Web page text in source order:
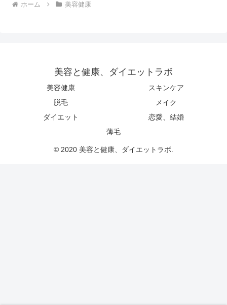
ホーム 美容健康
美容と健康、ダイエットラボ
美容健康
スキンケア
脱毛
メイク
ダイエット
恋愛、結婚
薄毛
© 2020 美容と健康、ダイエットラボ.